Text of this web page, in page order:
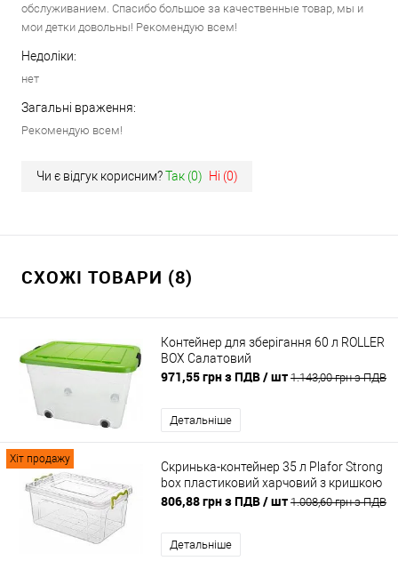
обслуживанием. Спасибо большое за качественные товар, мы и
мои детки довольны! Рекомендую всем!
Недоліки:
нет
Загальні враження:
Рекомендую всем!
Чи є відгук корисним? Так (0) Ні (0)
СХОЖІ ТОВАРИ (8)
Контейнер для зберігання 60 л ROLLER
BOX Салатовий
971,55 грн з ПДВ/ шт 1.143,00 грн з ПДВ
Детальніше
Хіт продажу
Скринька-контейнер 35 л Plafor Strong
box пластиковий харчовий з кришкою
806,88 грн з ПДВ/ шт 1.008,60 грн з ПДВ
Детальніше